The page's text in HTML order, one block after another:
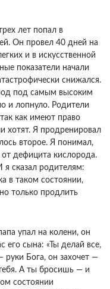
лет попал в
Он провел 40 дней на
и в искусственной
показатели начали
снижался.
под самым высоким
и лопнуло. Родители
как имеют право
хотят. Я продренировал
второе. Я понимал,
от дефицита кислорода.
я сказал родителям:
в таком состоянии,
только продлить
упал на колени, он
его сына: «Ты делай все,
руки Бога, он захочет —
А ты бросишь — и
состоянии